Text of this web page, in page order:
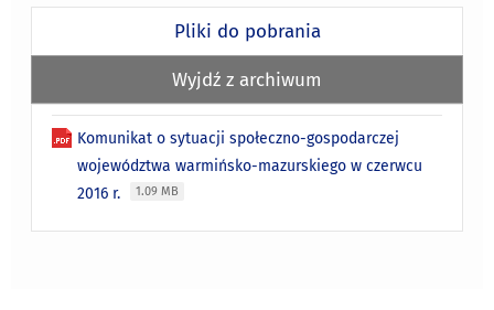
Pliki do pobrania
Wyjdź z archiwum
Komunikat o sytuacji społeczno-gospodarczej
województwa warmińsko-mazurskiego w czerwcu
2016 r.
1.09 MB